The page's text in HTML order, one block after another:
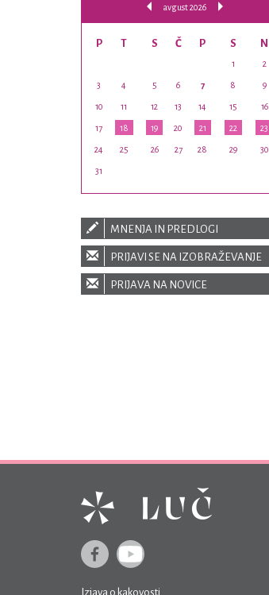
avgust 2026
P T S Č P S N
1 2
3 4 5 6 7 8 9
10 11 12 13 14 15 16
17 18 19 20 21 22 23
24 25 26 27 28 29 30
31
MNENJA IN PREDLOGI
PRIJAVI SE NA IZOBRAŽEVANJE
PRIJAVA NA NOVICE
Izjava o kakovosti